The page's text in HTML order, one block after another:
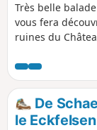
Très belle
vous fera
ruines du
De
le